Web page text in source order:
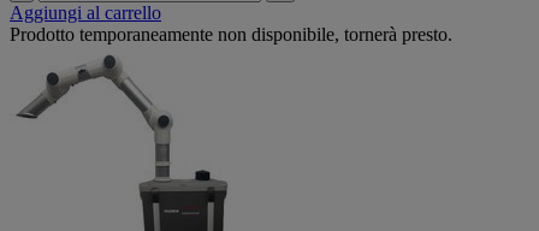
Aggiungi al carrello
Prodotto temporaneamente non disponibile, tornerà presto.